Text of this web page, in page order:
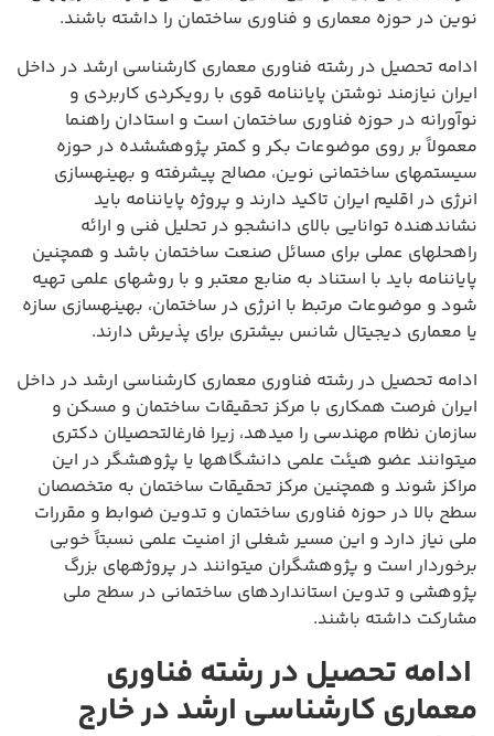
نوین در حوزه معماری و فناوری ساختمان را داشته باشند.
ادامه تحصیل در رشته فناوری معماری کارشناسی ارشد در داخل
ایران نیازمند نوشتن پایاننامه قوی با رویکردی کاربردی و
نوآورانه در حوزه فناوری ساختمان است و استادان راهنما
معمولاً بر روی موضوعات بکر و کمتر پژوهششده در حوزه
سیستمهای ساختمانی نوین، مصالح پیشرفته و بهینهسازی
انرژی در اقلیم ایران تاکید دارند و پروژه پایاننامه باید
نشاندهنده توانایی بالای دانشجو در تحلیل فنی و ارائه
راهحلهای عملی برای مسائل صنعت ساختمان باشد و همچنین
پایاننامه باید با استناد به منابع معتبر و با روشهای علمی تهیه
شود و موضوعات مرتبط با انرژی در ساختمان، بهینهسازی سازه
یا معماری دیجیتال شانس بیشتری برای پذیرش دارند.
ادامه تحصیل در رشته فناوری معماری کارشناسی ارشد در داخل
ایران فرصت همکاری با مرکز تحقیقات ساختمان و مسکن و
سازمان نظام مهندسی را میدهد، زیرا فارغالتحصیلان دکتری
میتوانند عضو هیئت علمی دانشگاهها یا پژوهشگر در این
مراکز شوند و همچنین مرکز تحقیقات ساختمان به متخصصان
سطح بالا در حوزه فناوری ساختمان و تدوین ضوابط و مقررات
ملی نیاز دارد و این مسیر شغلی از امنیت علمی نسبتاً خوبی
برخوردار است و پژوهشگران میتوانند در پروژههای بزرگ
پژوهشی و تدوین استانداردهای ساختمانی در سطح ملی
مشارکت داشته باشند.
ادامه تحصیل در رشته فناوری
معماری کارشناسی ارشد در خارج